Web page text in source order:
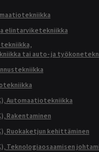
elintarviketekniikka
tai auto- ja
Automaatiotekniikka
Rakentaminen
Ruokaketjun kehittäminen
Teknologiaosaamisen